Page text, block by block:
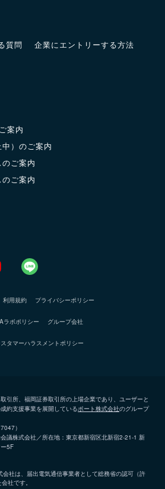
質問 企業にエントリーする方法
案内
）のご案内
ご案内
ご案内
利用規約 プライバシーポリシー
ラボポリシー グループ会社
タマーハラスメントポリシー
引所、福岡証券取引所の上場企業であり、ユーザーと
約支援事業を展開しているポート株式会社のグループ
）
議株式会社／所在地：東京都新宿区北新宿2-21-1 新
5F
社は、届出電気通信事業者として総務省の認可（許
社です。